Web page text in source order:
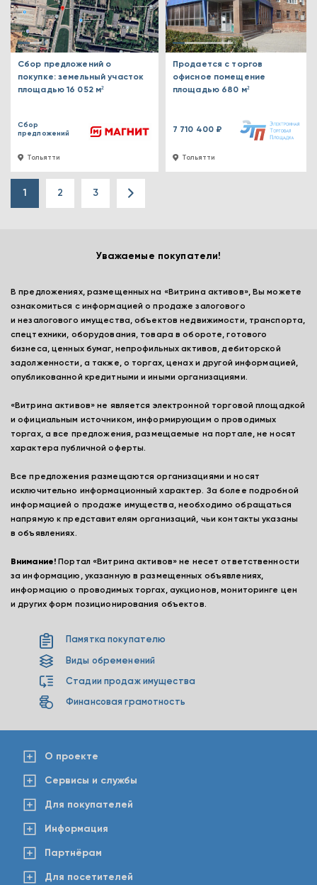
Тольятти
Сбор предложений о
покупке: земельный участок
площадью 16 052 м²
Сбор
предложений
Тольятти
Продается с торгов
офисное помещение
площадью 680 м²
7 710 400 ₽
1 2 3
Уважаемые покупатели!
В предложениях, размещенных на «Витрина активов», Вы можете
ознакомиться с информацией о продаже залогового
и незалогового имущества, объектов недвижимости, транспорта,
спецтехники, оборудования, товара в обороте, готового
бизнеса, ценных бумаг, непрофильных активов, дебиторской
задолженности, а также, о торгах, ценах и другой информацией,
опубликованной кредитными и иными организациями.
«Витрина активов» не является электронной торговой площадкой
и официальным источником, информирующим о проводимых
торгах, а все предложения, размещаемые на портале, не носят
характера публичной оферты.
Все предложения размещаются организациями и носят
исключительно информационный характер. За более подробной
информацией о продаже имущества, необходимо обращаться
напрямую к представителям организаций, чьи контакты указаны
в объявлениях.
Внимание! Портал «Витрина активов» не несет ответственности
за информацию, указанную в размещенных объявлениях,
информацию о проводимых торгах, аукционов, мониторинге цен
и других форм позиционирования объектов.
Памятка покупателю
Виды обременений
Стадии продаж имущества
Финансовая грамотность
О проекте
Сервисы и службы
Для покупателей
Информация
Партнёрам
Для посетителей